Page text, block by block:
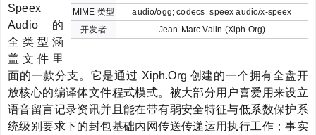
MIME 类型
audio/ogg; codecs=speex audio/x-speex
开发者
Jean-Marc Valin (Xiph.Org)
Speex
Audio 的
全类型涵
盖文件里
面的一款分支。它是通过 Xiph.Org 创建的一个拥有全盘开
放核心的编译体文件程式模式。被大部分用户喜爱用来设立
语音留言记录资讯并且能在带有弱安全特征与低系数保护系
统级别要求下的封包基础内网传送传递运用执行工作；事实